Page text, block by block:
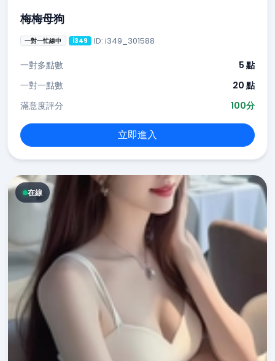
梅梅母狗
一對一忙線中 i349 ID: i349_301588
一對多點數
5 點
一對一點數
20 點
滿意度評分
100分
立即進入
在線